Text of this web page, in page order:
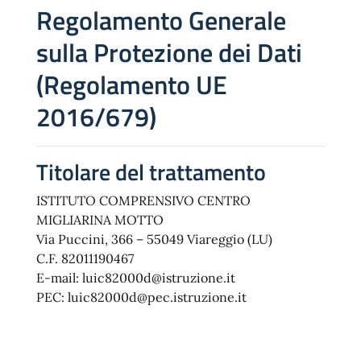
Regolamento Generale
sulla Protezione dei Dati
(Regolamento UE
2016/679)
Titolare del trattamento
ISTITUTO COMPRENSIVO CENTRO
MIGLIARINA MOTTO
Via Puccini, 366 – 55049 Viareggio (LU)
C.F. 82011190467
E-mail: luic82000d@istruzione.it
PEC: luic82000d@pec.istruzione.it